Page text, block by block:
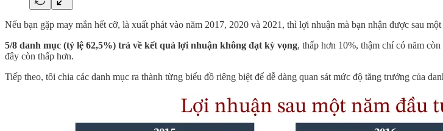
Nếu bạn gặp may mắn hết cỡ, là xuất phát vào năm 2017, 2020 và 2021, thì lợi nhuận mà bạn nhận được sau
5/8 danh mục (tỷ lệ 62,5%) trả về kết quả lợi nhuận không đạt kỳ vọng, thấp hơn 10%, thậm chí có năm
đây còn thấp hơn.
Tiếp theo, tôi chia các danh mục ra thành từng biểu đồ riêng biệt để dễ dàng quan sát mức độ tăng trưởng của